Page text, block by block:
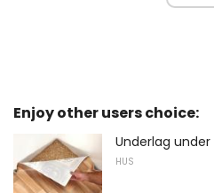
Enjoy other users choice:
Underlag
HUS